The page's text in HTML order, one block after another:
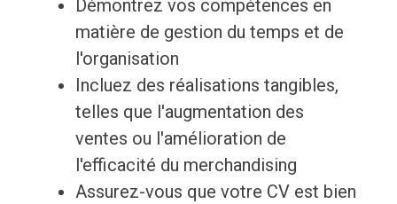
Démontrez vos compétences en
matière de gestion du temps et de
l'organisation
Incluez des réalisations tangibles,
telles que l'augmentation des
ventes ou l'amélioration de
l'efficacité du merchandising
Assurez-vous que votre CV est bien